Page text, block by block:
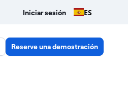
Iniciar sesión ES
Reserve una demostración